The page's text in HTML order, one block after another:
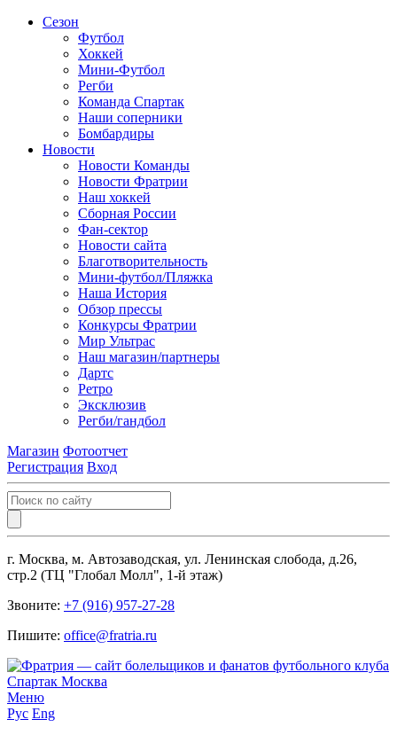
Сезон
Футбол
Хоккей
Мини-Футбол
Регби
Команда Спартак
Наши соперники
Бомбардиры
Новости
Новости Команды
Новости Фратрии
Наш хоккей
Сборная России
Фан-cектор
Новости сайта
Благотворительность
Мини-футбол/Пляжка
Наша История
Обзор прессы
Конкурсы Фратрии
Мир Ультрас
Наш магазин/партнеры
Дартс
Ретро
Эксклюзив
Регби/гандбол
Магазин Фотоотчет
Регистрация Вход
г. Москва, м. Автозаводская, ул. Ленинская слобода, д.26,
стр.2 (ТЦ "Глобал Молл", 1-й этаж)
Звоните: +7 (916) 957-27-28
Пишите: office@fratria.ru
Меню
Рус Eng